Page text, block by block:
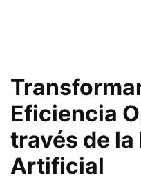
Eficiencia
través de
Artificial